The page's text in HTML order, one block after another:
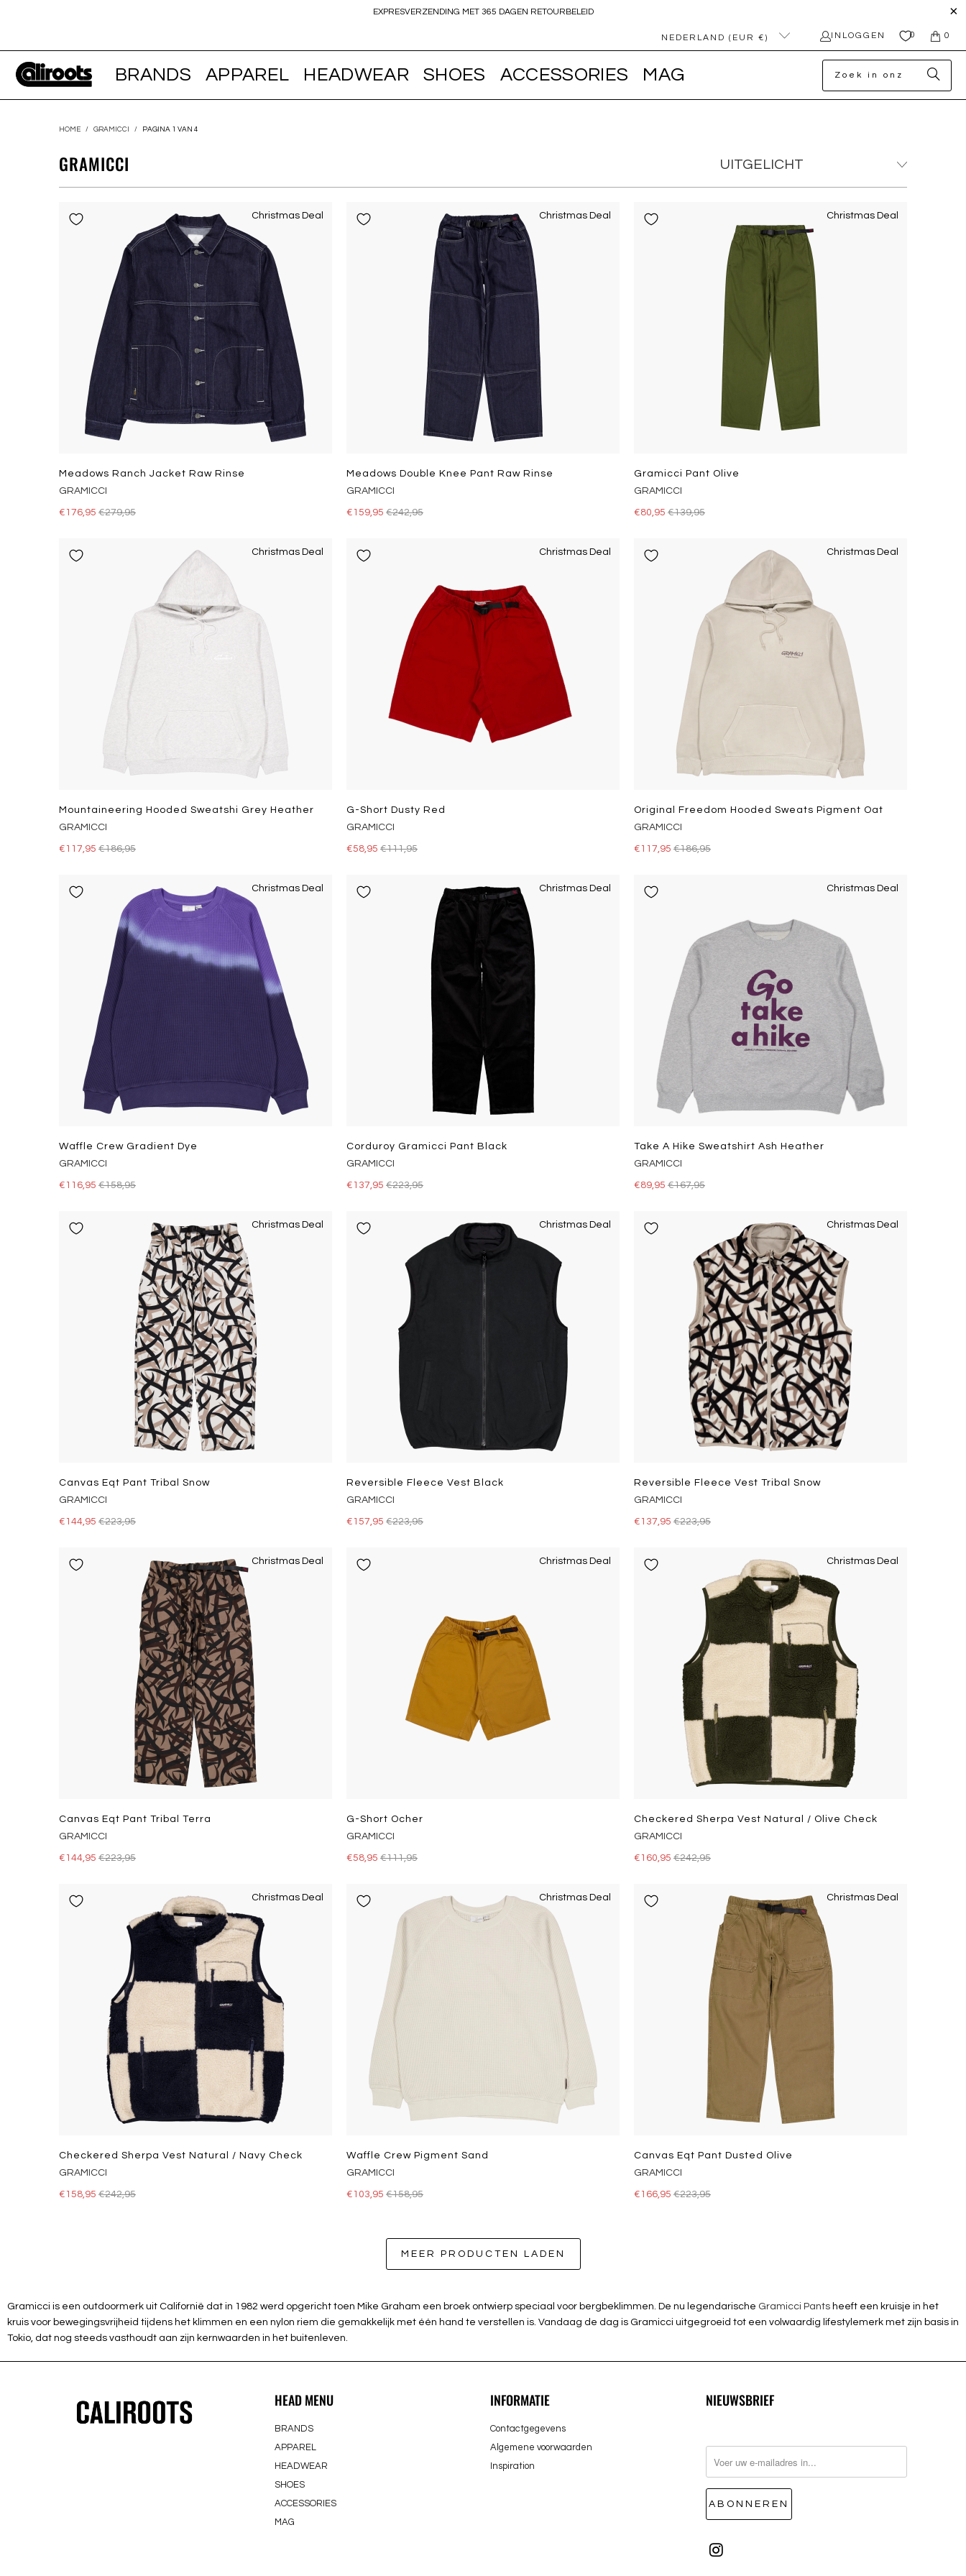
EXPRESVERZENDING MET 365 DAGEN RETOURBELEID
NEDERLAND (EUR €) INLOGGEN 0 0
BRANDS APPAREL HEADWEAR SHOES ACCESSORIES MAG
HOME / GRAMICCI / PAGINA 1 VAN 4
GRAMICCI
Christmas Deal
Meadows Ranch Jacket Raw Rinse
GRAMICCI
€176,95 €279,95
Christmas Deal
Meadows Double Knee Pant Raw Rinse
GRAMICCI
€159,95 €242,95
Christmas Deal
Gramicci Pant Olive
GRAMICCI
€80,95 €139,95
Christmas Deal
Mountaineering Hooded Sweatshi Grey Heather
GRAMICCI
€117,95 €186,95
Christmas Deal
G-Short Dusty Red
GRAMICCI
€58,95 €111,95
Christmas Deal
Original Freedom Hooded Sweats Pigment Oat
GRAMICCI
€117,95 €186,95
Christmas Deal
Waffle Crew Gradient Dye
GRAMICCI
€116,95 €158,95
Christmas Deal
Corduroy Gramicci Pant Black
GRAMICCI
€137,95 €223,95
Christmas Deal
Take A Hike Sweatshirt Ash Heather
GRAMICCI
€89,95 €167,95
Christmas Deal
Canvas Eqt Pant Tribal Snow
GRAMICCI
€144,95 €223,95
Christmas Deal
Reversible Fleece Vest Black
GRAMICCI
€157,95 €223,95
Christmas Deal
Reversible Fleece Vest Tribal Snow
GRAMICCI
€137,95 €223,95
Christmas Deal
Canvas Eqt Pant Tribal Terra
GRAMICCI
€144,95 €223,95
Christmas Deal
G-Short Ocher
GRAMICCI
€58,95 €111,95
Christmas Deal
Checkered Sherpa Vest Natural / Olive Check
GRAMICCI
€160,95 €242,95
Christmas Deal
Checkered Sherpa Vest Natural / Navy Check
GRAMICCI
€158,95 €242,95
Christmas Deal
Waffle Crew Pigment Sand
GRAMICCI
€103,95 €158,95
Christmas Deal
Canvas Eqt Pant Dusted Olive
GRAMICCI
€166,95 €223,95
MEER PRODUCTEN LADEN
Gramicci is een outdoormerk uit Californië dat in 1982 werd opgericht toen Mike Graham een broek ontwierp speciaal voor bergbeklimmen. De nu legendarische Gramicci Pants heeft een kruisje in het
kruis voor bewegingsvrijheid tijdens het klimmen en een nylon riem die gemakkelijk met één hand te verstellen is. Vandaag de dag is Gramicci uitgegroeid tot een volwaardig lifestylemerk met zijn basis in
Tokio, dat nog steeds vasthoudt aan zijn kernwaarden in het buitenleven.
HEAD MENU
BRANDS
APPAREL
HEADWEAR
SHOES
ACCESSORIES
MAG
INFORMATIE
Contactgegevens
Algemene voorwaarden
Inspiration
NIEUWSBRIEF